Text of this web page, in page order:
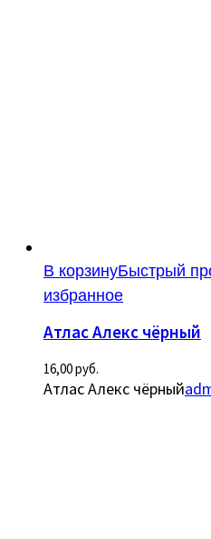
В корзинуБыстрый
избранное
Атлас Алекс чёрный
16,00руб.
Атлас Алекс чёрный